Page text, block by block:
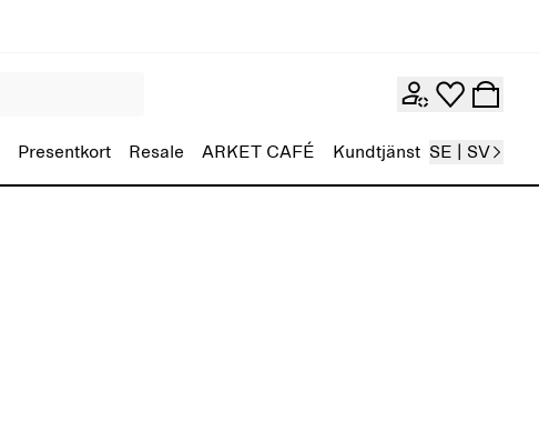
Presentkort Resale ARKET CAFÉ Kundtjänst SE | SV